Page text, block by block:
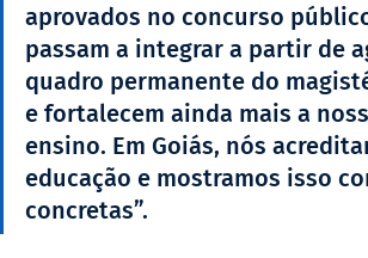
aprovados no concurso
passam a integrar a partir de
quadro permanente do
e fortalecem ainda mais a
ensino. Em Goiás, nós
educação e mostramos isso
concretas”.